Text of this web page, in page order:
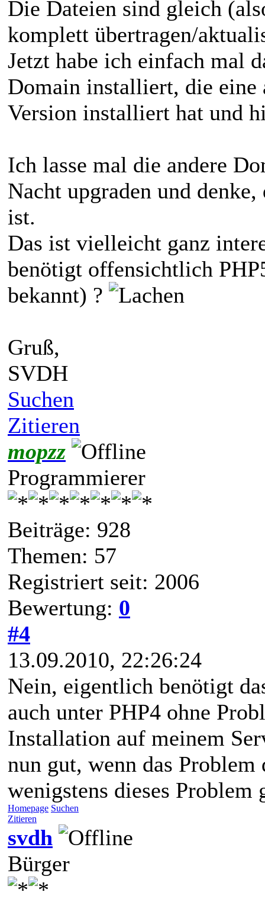
Die Dateien sind gleich
komplett übertragen/
Jetzt habe ich einfach mal
Domain installiert, die eine
Version installiert hat und
Ich lasse mal die andere
Nacht upgraden und denke,
ist.
Das ist vielleicht ganz
benötigt offensichtlich
bekannt) ?
Gruß,
SVDH
Suchen
Zitieren
mopzz
Programmierer
Beiträge: 928
Themen: 57
Registriert seit: 2006
Bewertung: 0
#4
13.09.2010, 22:26:24
Nein, eigentlich benötigt
auch unter PHP4 ohne
Installation auf meinem
nun gut, wenn das
wenigstens dieses Problem
Homepage Suchen
Zitieren
svdh
Bürger